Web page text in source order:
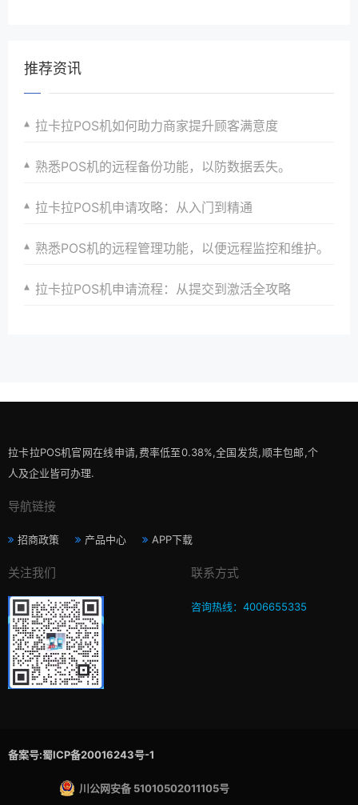
推荐资讯
拉卡拉POS机如何助力商家提升顾客满意度
熟悉POS机的远程备份功能，以防数据丢失。
拉卡拉POS机申请攻略：从入门到精通
熟悉POS机的远程管理功能，以便远程监控和维护。
拉卡拉POS机申请流程：从提交到激活全攻略
拉卡拉POS机官网在线申请,费率低至0.38%,全国发货,顺丰包邮,个
人及企业皆可办理.
导航链接
招商政策 产品中心 APP下载
关注我们 联系方式
咨询热线：4006655335
备案号:蜀ICP备20016243号-1
川公网安备 51010502011105号